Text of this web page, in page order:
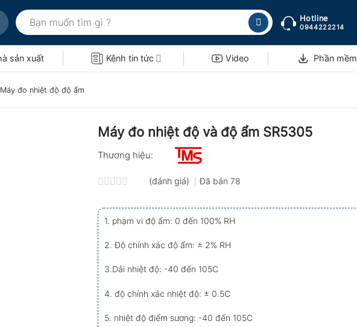
Tìm
kiếm:
Hotline
0944222214
sản xuất Kênh tin tức Video Phần mềm
Máy đo nhiệt độ độ ẩm
Máy đo nhiệt độ và độ ẩm SR5305
Thương hiệu:
xếp
hạng
0.0
5
sao
(đánh giá) Đã bán78
1. phạm vi độ ẩm: 0 đến 100% RH
2. Độ chính xác độ ẩm: ± 2% RH
3.Dải nhiệt độ: -40 đến 105C
4. độ chính xác nhiệt độ: ± 0.5C
5. nhiệt độ điểm sương: -40 đến 105C